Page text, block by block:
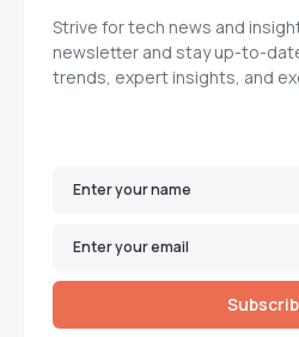
Strive for tech news and
newsletter and stay up-to-
trends, expert insights, and